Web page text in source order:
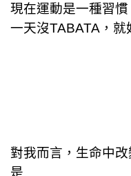
現在運動是一種習
一天沒TABATA，就
對我而言，生命中